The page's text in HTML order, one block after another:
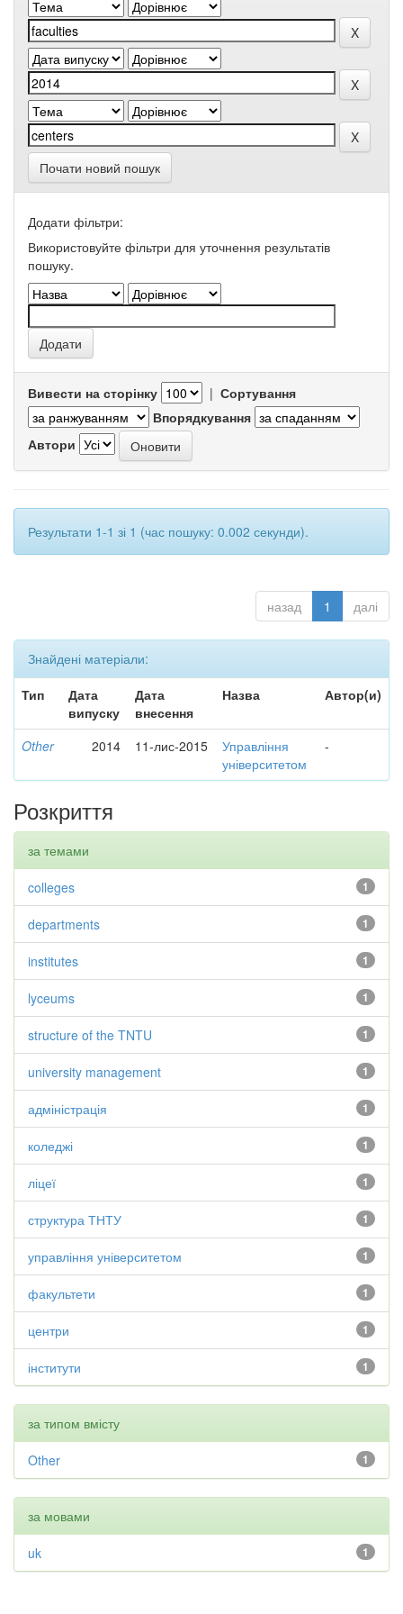
Почати новий пошук
Додати фільтри:
Використовуйте фільтри для уточнення результатів
пошуку.
Вивести на сторінку | Сортування
Впорядкування
Автори
Результати 1-1 зі 1 (час пошуку: 0.002 секунди).
назад 1 далі
Знайдені матеріали:
Тип
Дата
випуску
Дата
внесення
Назва Автор(и)
Other 2014 11-лис-2015
Управління
університетом
-
Розкриття
за темами
1
colleges
1
departments
1
institutes
1
lyceums
1
structure of the TNTU
1
university management
1
адміністрація
1
коледжі
1
ліцеї
1
структура ТНТУ
1
управління університетом
1
факультети
1
центри
1
інститути
за типом вмісту
1
Other
за мовами
1
uk